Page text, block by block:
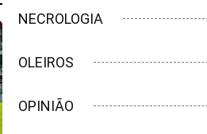
NECROLOGIA
OLEIROS
OPINIÃO